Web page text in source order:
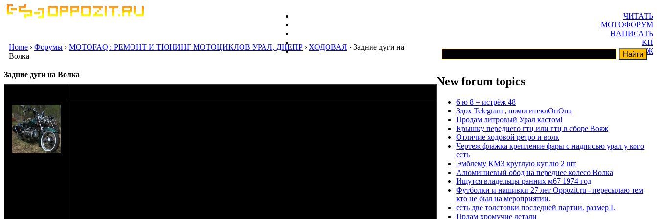
ЧИТАТЬ
МОТОФОРУМ
НАПИСАТЬ
КП
ГАРАЖ
Home › Форумы › MOTOFAQ : РЕМОНТ И ТЮНИНГ МОТОЦИКЛОВ УРАЛ, ДНЕПР › ХОДОВАЯ › Задние дуги на
Волка
Задние дуги на Волка
New forum topics
6 ю 8 = истрёж 48
Здох Telegram , помогитеклОпОна
Продам литровый Урал кастом!
Крышку переднего гтц или гтц в сборе Вояж
Отличие ходовой ретро и волк
Чертеж флажка крепление фары с надписью урал у кого
есть
Эмблему КМЗ круглую куплю 2 шт
Алюминиевый обод на переднее колесо Волка
Ищутся владельцы ранних м67 1974 год
Футболки и нашивки 27 лет Oppozit.ru - пересылаю тем
кто не был на мероприятии.
есть две толстовки последней партии. размер L
Прдам хромучие детали